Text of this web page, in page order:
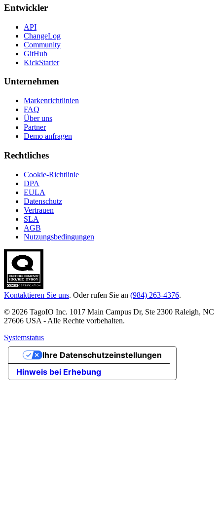
Entwickler
API
ChangeLog
Community
GitHub
KickStarter
Unternehmen
Markenrichtlinien
FAQ
Über uns
Partner
Demo anfragen
Rechtliches
Cookie-Richtlinie
DPA
EULA
Datenschutz
Vertrauen
SLA
AGB
Nutzungsbedingungen
Kontaktieren Sie uns. Oder rufen Sie an (984) 263-4376.
© 2026 TagoIO Inc. 1017 Main Campus Dr, Ste 2300 Raleigh, NC
27606 USA - Alle Rechte vorbehalten.
Systemstatus
Hinweis bei Erhebung
Ihre Datenschutzeinstellungen